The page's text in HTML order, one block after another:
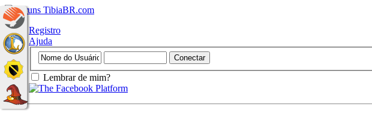
Registro
Ajuda
Lembrar de mim?